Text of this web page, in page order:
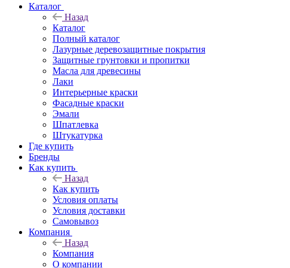
Каталог
Назад
Каталог
Полный каталог
Лазурные деревозащитные покрытия
Защитные грунтовки и пропитки
Масла для древесины
Лаки
Интерьерные краски
Фасадные краски
Эмали
Шпатлевка
Штукатурка
Где купить
Бренды
Как купить
Назад
Как купить
Условия оплаты
Условия доставки
Самовывоз
Компания
Назад
Компания
О компании